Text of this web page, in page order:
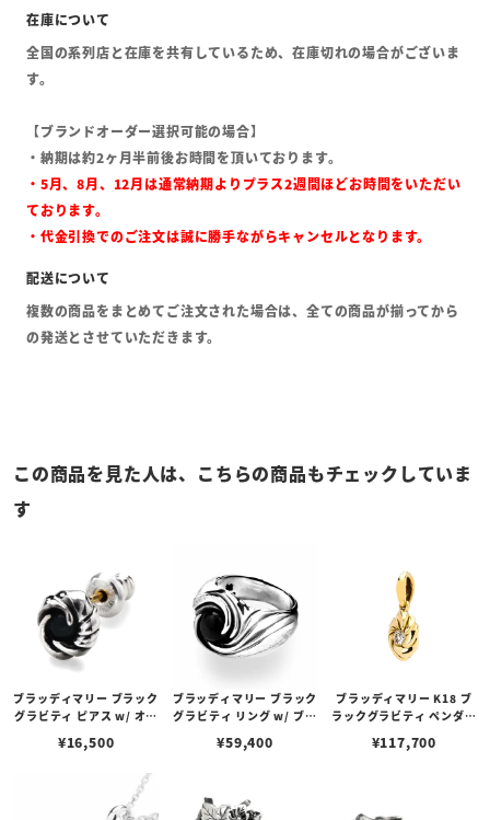
全国の系列店と在庫を共有しているため、在庫切れの場合がございま
す。
【ブランドオーダー選択可能の場合】
・納期は約2ヶ月半前後お時間を頂いております。
・5月、8月、12月は通常納期よりプラス2週間ほどお時間をいただい
ております。
・代金引換でのご注文は誠に勝手ながらキャンセルとなります。
複数の商品をまとめてご注文された場合は、全ての商品が揃ってから
の発送とさせていただきます。
この商品を見た人は、こちらの商品もチェックしていま
す
ブラッディマリー ブラック
グラビティ ピアス w/ オニ
¥16,500
ブラッディマリー ブラック
グラビティ リング w/ ブラ
¥59,400
ブラッディマリー K18 ブ
ラックグラビティ ペンダン
¥117,700